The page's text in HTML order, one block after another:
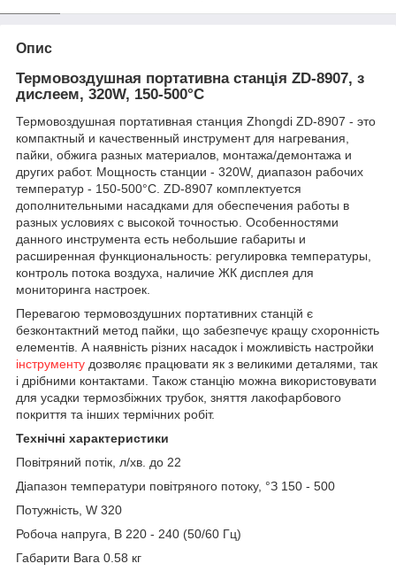
Опис
Термовоздушная портативна станція ZD-8907, з
дислеем, 320W, 150-500°C
Термовоздушная портативная станция Zhongdi ZD-8907 - это
компактный и качественный инструмент для нагревания,
пайки, обжига разных материалов, монтажа/демонтажа и
других работ. Мощность станции - 320W, диапазон рабочих
температур - 150-500°С. ZD-8907 комплектуется
дополнительными насадками для обеспечения работы в
разных условиях с высокой точностью. Особенностями
данного инструмента есть небольшие габариты и
расширенная функциональность: регулировка температуры,
контроль потока воздуха, наличие ЖК дисплея для
мониторинга настроек.
Перевагою термовоздушних портативних станцій є
безконтактний метод пайки, що забезпечує кращу схоронність
елементів. А наявність різних насадок і можливість настройки
інструменту дозволяє працювати як з великими деталями, так
і дрібними контактами. Також станцію можна використовувати
для усадки термозбіжних трубок, зняття лакофарбового
покриття та інших термічних робіт.
Технічні характеристики
Повітряний потік, л/хв. до 22
Діапазон температури повітряного потоку, °З 150 - 500
Потужність, W 320
Робоча напруга, В 220 - 240 (50/60 Гц)
Габарити Вага 0.58 кг